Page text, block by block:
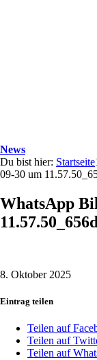
News
Du bist hier: Startseite
09-30 um
WhatsApp
8. Oktober 2025
Eintrag teilen
Teilen auf
Teilen auf
Teilen auf